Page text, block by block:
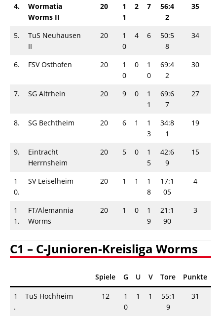
4.
Wormatia
Worms II
20
1
1
2 7
56:4
2
35
5.
TuS Neuhausen
II
20
1
0
4 6
50:5
8
34
6. FSV Osthofen 20
1
0
0
1
0
69:4
2
30
7. SG Altrhein 20 9 0
1
1
69:6
7
27
8. SG Bechtheim 20 6 1
1
3
34:8
1
19
9.
Eintracht
Herrnsheim
20 5 0
1
5
42:6
9
15
1
0.
SV Leiselheim 20 1 1
1
8
17:1
05
4
1
1.
FT/Alemannia
Worms
20 1 0
1
9
21:1
90
3
C1 – C-Junioren-Kreisliga Worms
Spiele G U V Tore Punkte
1
.
TuS Hochheim 12
1
0
1 1
55:1
9
31